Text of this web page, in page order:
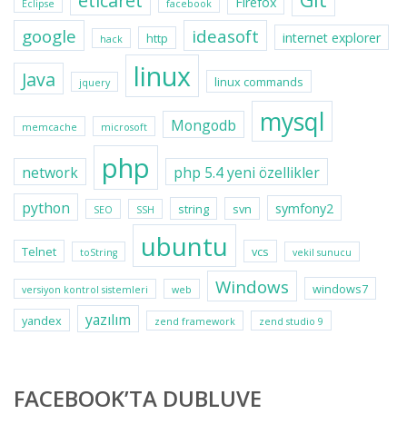
Eclipse facebook
google hack http ideasoft internet explorer
Java jquery linux linux commands
memcache microsoft Mongodb mysql
network php
php 5.4 yeni özellikler
python
SEO SSH string svn symfony2
Telnet toString ubuntu vcs vekil sunucu
versiyon kontrol sistemleri web Windows
windows7
yandex
yazılım zend framework zend studio 9
FACEBOOK’TA DUBLUVE